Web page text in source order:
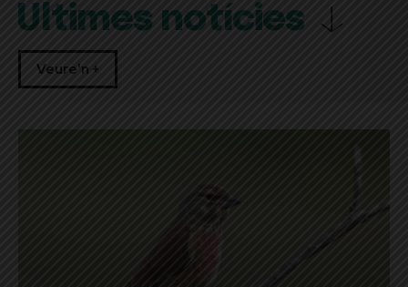
Últimes notícies
Veure'n +